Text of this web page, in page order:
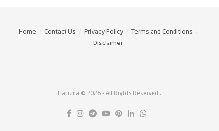
Home Contact Us Privacy Policy
Terms and Conditions
Disclaimer
Hajir.ma © 2026 - All Rights Reserved .